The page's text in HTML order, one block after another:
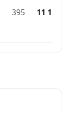
395 11 187